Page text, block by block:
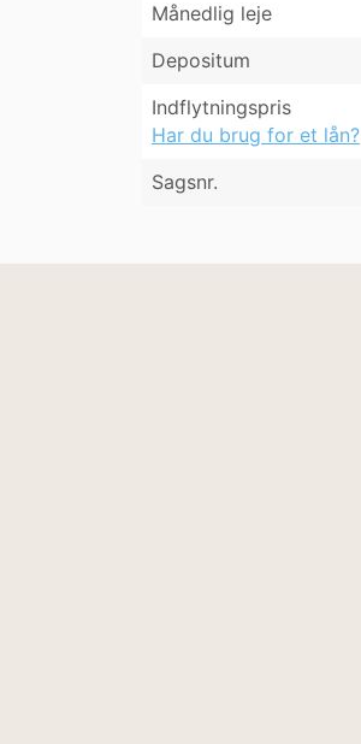
Månedlig leje
Depositum
Indflytningspris
Har du brug for et lån?
Sagsnr.